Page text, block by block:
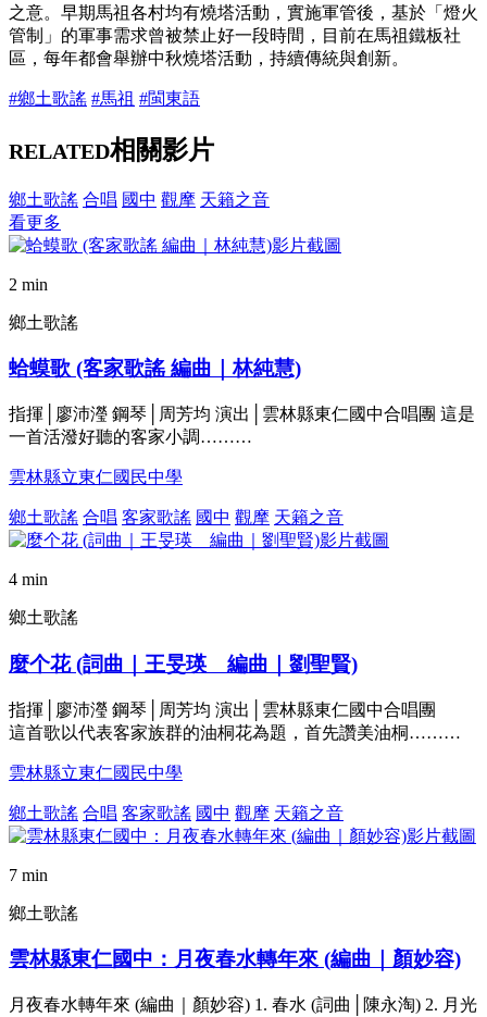
之意。早期馬祖各村均有燒塔活動，實施軍管後，基於「燈火
管制」的軍事需求曾被禁止好一段時間，目前在馬祖鐵板社
區，每年都會舉辦中秋燒塔活動，持續傳統與創新。
#鄉土歌謠 #馬祖 #閩東語
RELATED相關影片
鄉土歌謠 合唱 國中 觀摩 天籟之音
看更多
2 min
鄉土歌謠
蛤蟆歌 (客家歌謠 編曲｜林純慧)
指揮│廖沛瀅 鋼琴│周芳均 演出│雲林縣東仁國中合唱團 這是
一首活潑好聽的客家小調………
雲林縣立東仁國民中學
鄉土歌謠 合唱 客家歌謠 國中 觀摩 天籟之音
4 min
鄉土歌謠
麼个花 (詞曲｜王旻瑛 編曲｜劉聖賢)
指揮│廖沛瀅 鋼琴│周芳均 演出│雲林縣東仁國中合唱團
這首歌以代表客家族群的油桐花為題，首先讚美油桐………
雲林縣立東仁國民中學
鄉土歌謠 合唱 客家歌謠 國中 觀摩 天籟之音
7 min
鄉土歌謠
雲林縣東仁國中：月夜春水轉年來 (編曲｜顏妙容)
月夜春水轉年來 (編曲｜顏妙容) 1. 春水 (詞曲│陳永淘) 2. 月光